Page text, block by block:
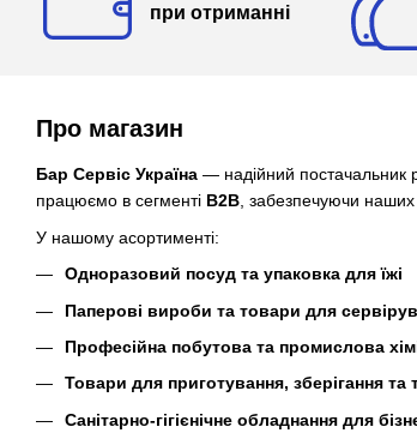
при отриманні
Про магазин
Бар Сервіс Україна — надійний постачальник
працюємо в сегменті B2B, забезпечуючи наших
У нашому асортименті:
Одноразовий посуд та упаковка для їжі
Паперові вироби та товари для
Професійна побутова та промислова
Товари для приготування, зберігання та
Санітарно-гігієнічне обладнання для